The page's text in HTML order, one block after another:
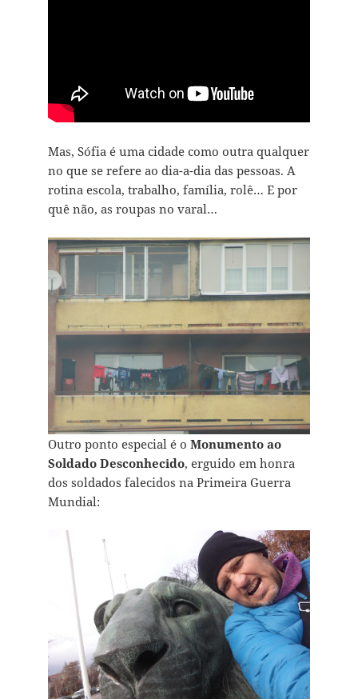
Mas, Sófia é uma cidade como outra qualquer
no que se refere ao dia-a-dia das pessoas. A
rotina escola, trabalho, família, rolê… E por
quê não, as roupas no varal…
Outro ponto especial é o Monumento ao
Soldado Desconhecido, erguido em honra
dos soldados falecidos na Primeira Guerra
Mundial: